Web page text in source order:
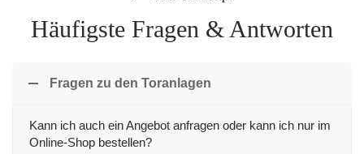
Häufigste Fragen & Antworten
Fragen zu den Toranlagen
Kann ich auch ein Angebot anfragen oder kann ich nur im
Online-Shop bestellen?